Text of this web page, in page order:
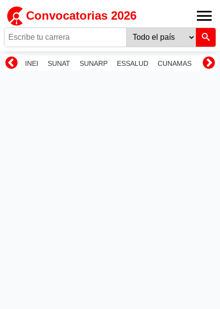
Convocatorias 2026
INEI SUNAT SUNARP ESSALUD CUNAMAS